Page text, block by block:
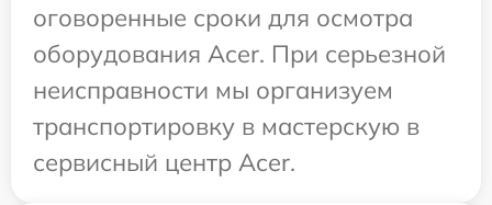
оговоренные сроки для осмотра
оборудования Acer. При серьезной
неисправности мы организуем
транспортировку в мастерскую в
сервисный центр Acer.